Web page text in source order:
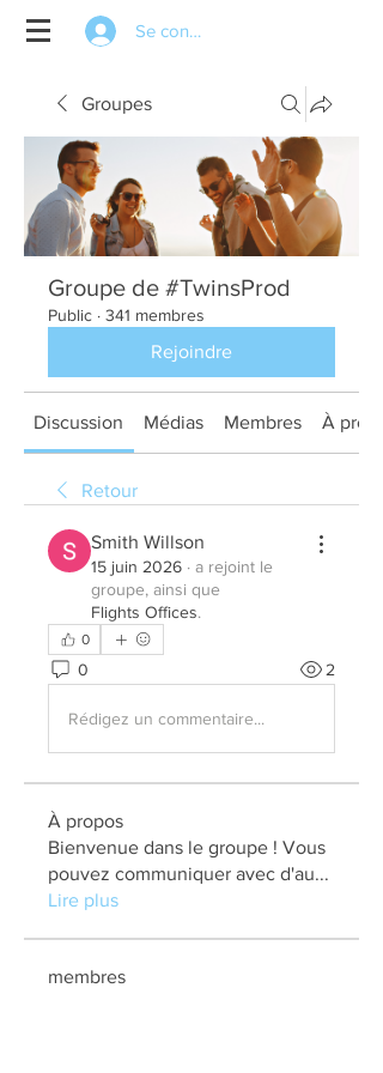
Se connecter
Groupes
Groupe de #TwinsProd
Public · 341 membres
Rejoindre
Discussion Médias Membres À
Retour
Smith Willson
15 juin 2026 · a rejoint le
groupe, ainsi que
Flights Offices.
0
0 2
Rédigez un commentaire...
À propos
Bienvenue dans le groupe ! Vous
pouvez communiquer avec d'au...
Lire plus
membres